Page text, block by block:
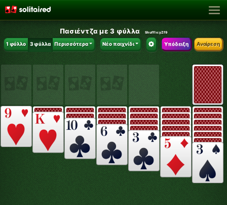
Πασιέντζα με 3 φύλλα Shuffle:yZf9
1 φύλλο 3 φύλλα Περισσότερα Νέο παιχνίδι Υπόδειξη Αναίρεση